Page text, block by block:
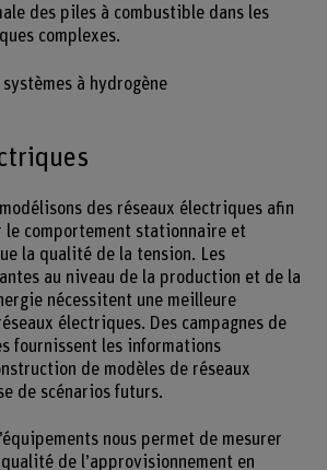
des piles à combustible dans les
complexes.
à hydrogène
des réseaux électriques afin
le comportement stationnaire et
la qualité de la tension. Les
au niveau de la production et de la
nécessitent une meilleure
électriques. Des campagnes de
fournissent les informations
de modèles de réseaux
de scénarios futurs.
nous permet de mesurer
de l’approvisionnement en